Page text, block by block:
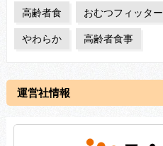
高齢者食 おむつフィッター
やわらか 高齢者食事
運営社情報